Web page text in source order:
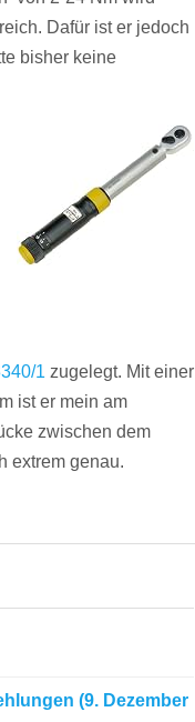
Dafür ist er jedoch
bisher keine
1 zugelegt. Mit einer
ist er mein am
zwischen dem
extrem genau.
(9. Dezember